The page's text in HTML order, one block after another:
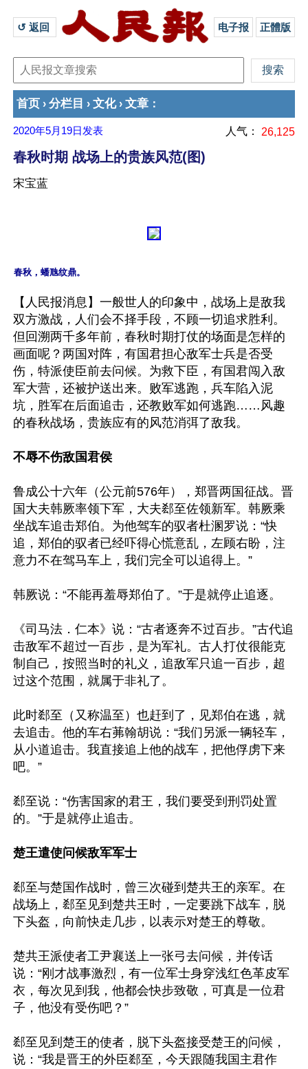
↺ 返回 电子报 正體版
首页 › 分栏目 › 文化› 文章 ：
2020年5月19日 发表 人气： 26,125
春秋时期 战场上的贵族风范(图)
宋宝蓝
【人民报消息】一般世人的印象中，战场上是敌我
双方激战，人们会不择手段，不顾一切追求胜利。
但回溯两千多年前，春秋时期打仗的场面是怎样的
画面呢？两国对阵，有国君担心敌军士兵是否受
伤，特派使臣前去问候。为救下臣，有国君闯入敌
军大营，还被护送出来。败军逃跑，兵车陷入泥
坑，胜军在后面追击，还教败军如何逃跑……风趣
的春秋战场，贵族应有的风范消弭了敌我。
不辱不伤敌国君侯
鲁成公十六年（公元前576年），郑晋两国征战。晋
国大夫韩厥率领下军，大夫郄至佐领新军。韩厥乘
坐战车追击郑伯。为他驾车的驭者杜溷罗说：“快
追，郑伯的驭者已经吓得心慌意乱，左顾右盼，注
意力不在驾马车上，我们完全可以追得上。”
韩厥说：“不能再羞辱郑伯了。”于是就停止追逐。
《司马法．仁本》说：“古者逐奔不过百步。”古代追
击敌军不超过一百步，是为军礼。古人打仗很能克
制自己，按照当时的礼义，追敌军只追一百步，超
过这个范围，就属于非礼了。
此时郄至（又称温至）也赶到了，见郑伯在逃，就
去追击。他的车右茀翰胡说：“我们另派一辆轻车，
从小道追击。我直接追上他的战车，把他俘虏下来
吧。”
郄至说：“伤害国家的君王，我们要受到刑罚处置
的。”于是就停止追击。
楚王遣使问候敌军军士
郄至与楚国作战时，曾三次碰到楚共王的亲军。在
战场上，郄至见到楚共王时，一定要跳下战车，脱
下头盔，向前快走几步，以表示对楚王的尊敬。
楚共王派使者工尹襄送上一张弓去问候，并传话
说：“刚才战事激烈，有一位军士身穿浅红色革皮军
衣，每次见到我，他都会快步致敬，可真是一位君
子，他没有受伤吧？”
郄至见到楚王的使者，脱下头盔接受楚王的问候，
说：“我是晋王的外臣郄至，今天跟随我国主君作